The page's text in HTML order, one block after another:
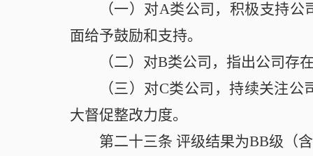
（一）对A类公司，积极支持
面给予鼓励和支持。
（二）对B类公司，指出公司存
（三）对C类公司，持续关注
大督促整改力度。
第二十三条 评级结果为BB级（